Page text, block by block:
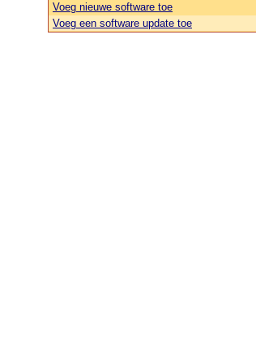
Voeg nieuwe software toe
Voeg een software update toe